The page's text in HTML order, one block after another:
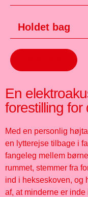
Holdet bag
En
forestilling for
Med en personlig
en lytterejse tilbage i
fangeleg mellem
rummet, stemmer fra
ind i hekseskoven, og
af, at minderne er